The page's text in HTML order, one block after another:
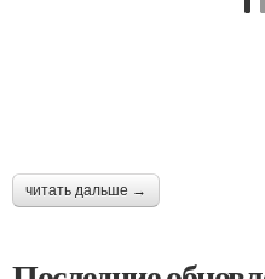
читать дальше →